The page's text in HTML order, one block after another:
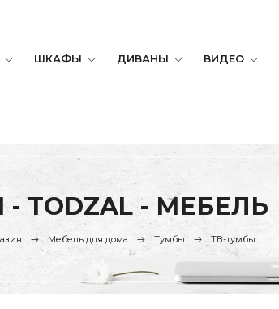
ШКАФЫ ДИВАНЫ ВИДЕО
TODZAL - МЕБЕЛЬ
Мебель для дома Тумбы ТВ-тумбы